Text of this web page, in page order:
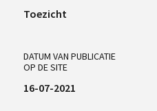
Toezicht
DATUM VAN PUBLICATIE
OP DE SITE
16-07-2021